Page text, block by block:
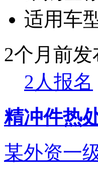
适用车
2个月前发
2人报名
精冲件热
某外资一